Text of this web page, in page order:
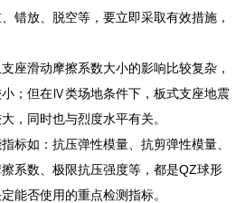
错放、脱空等，要立即采取有效措施，
座滑动摩擦系数大小的影响比较复杂，
；但在Ⅳ类场地条件下，板式支座地震
，同时也与烈度水平有关。
标如：抗压弹性模量、抗剪弹性模量、
系数、极限抗压强度等，都是QZ球形
能否使用的重点检测指标。